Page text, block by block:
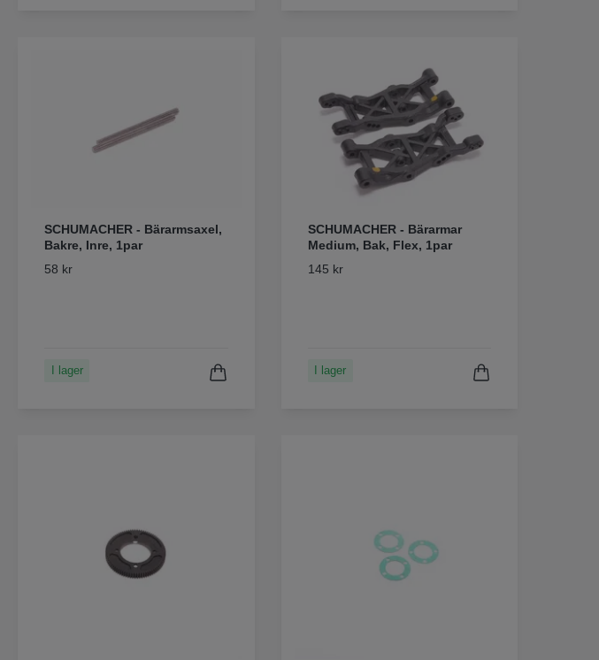
SCHUMACHER - Bärarmsaxel,
Bakre, Inre, 1par
58 kr
I lager
SCHUMACHER - Bärarmar
Medium, Bak, Flex, 1par
145 kr
I lager